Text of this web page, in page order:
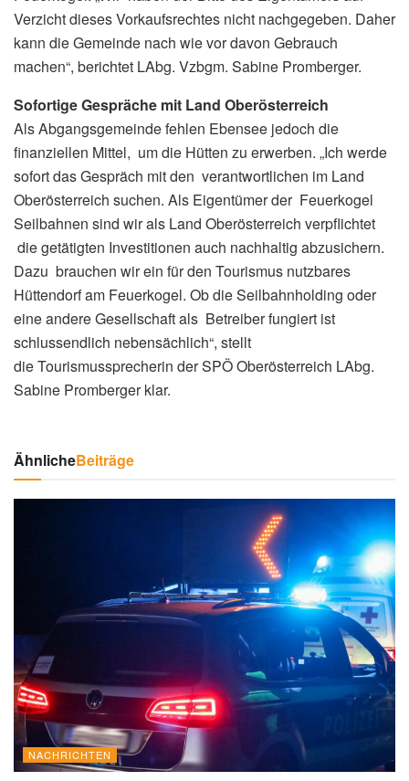
Verzicht dieses Vorkaufsrechtes nicht nachgegeben. Daher
kann die Gemeinde nach wie vor davon Gebrauch
machen“, berichtet LAbg. Vzbgm. Sabine Promberger.
Sofortige Gespräche mit Land Oberösterreich
Als Abgangsgemeinde fehlen Ebensee jedoch die
finanziellen Mittel, um die Hütten zu erwerben. „Ich werde
sofort das Gespräch mit den verantwortlichen im Land
Oberösterreich suchen. Als Eigentümer der Feuerkogel
Seilbahnen sind wir als Land Oberösterreich verpflichtet
die getätigten Investitionen auch nachhaltig abzusichern.
Dazu brauchen wir ein für den Tourismus nutzbares
Hüttendorf am Feuerkogel. Ob die Seilbahnholding oder
eine andere Gesellschaft als Betreiber fungiert ist
schlussendlich nebensächlich“, stellt
die Tourismussprecherin der SPÖ Oberösterreich LAbg.
Sabine Promberger klar.
ÄhnlicheBeiträge
NACHRICHTEN